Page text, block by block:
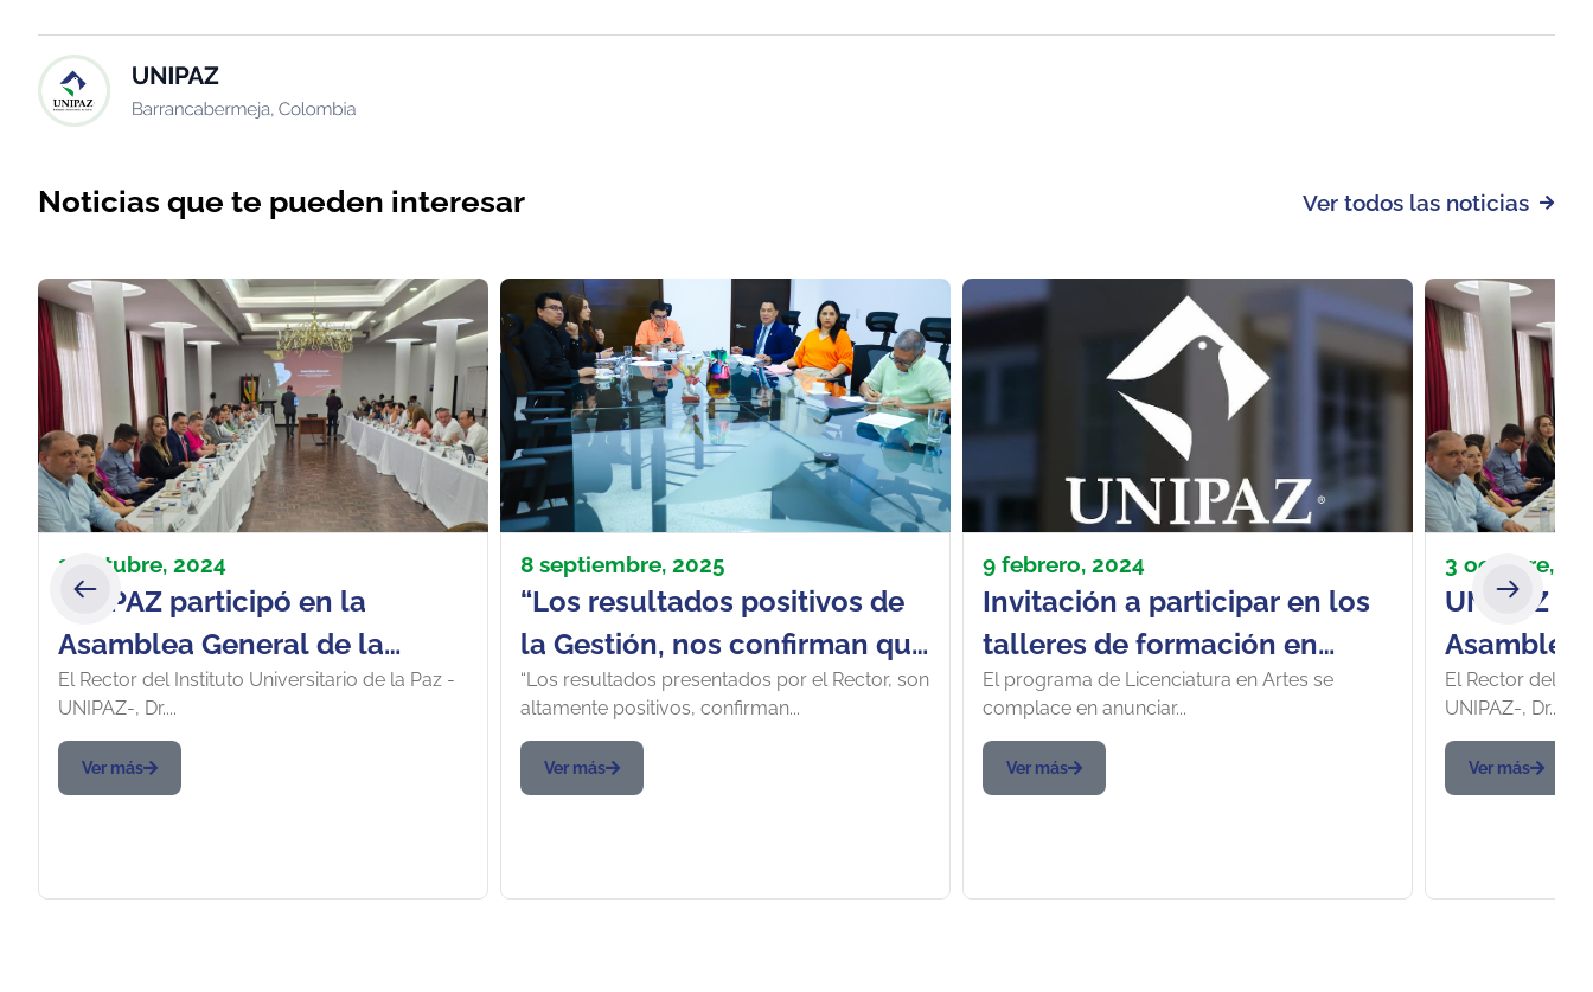
Noticias que te pueden interesar Ver todos las noticias
3 octubre, 2024
UNIPAZ participó en la
Asamblea General de la
Comisión Regional de
de Santander
El Rector del Instituto Universitario de la Paz -
UNIPAZ-, Dr....
Ver más
8 septiembre, 2025
“Los resultados positivos de
la Gestión, nos confirman que
vamos por muy buen camino”
“Los resultados presentados por el Rector, son
altamente positivos, confirman...
Ver más
9 febrero, 2024
Invitación a participar en los
talleres de formación en
técnicas del cuerpo y danzas
nacionales
El programa de Licenciatura en Artes se
complace en anunciar...
Ver más
3 octubre,
UNIPAZ
Asamblea
Comisión
de
El Rector del
UNIPAZ-, Dr....
Ver más